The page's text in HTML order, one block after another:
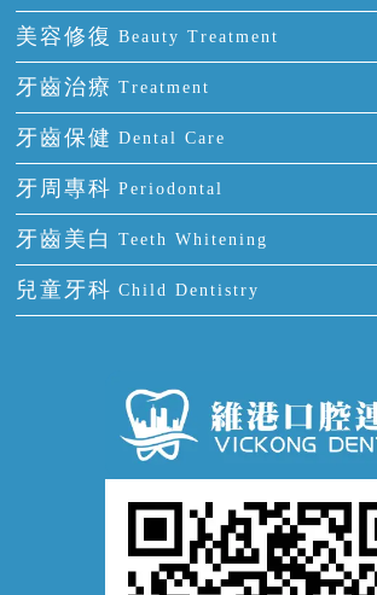
單顆牙缺失
門牙缺失
多顆牙缺失
半口缺失
全口缺失
隱形箍牙
前牙反頜
牙齒擁擠
牙齒前突
牙齒稀疏
美容修復 Beauty Treatment
全瓷牙
烤瓷牙
氟斑牙
四環素牙
活動假牙
牙貼面
牙齒治療 Treatment
補牙
智齒
根管治療
拔牙
牙痛
牙齒保健 Dental Care
正確刷牙
全國愛牙日
預防牙病
牙科通識
牙周專科 Periodontal
牙周炎
牙齦出血
牙齦炎
牙齦萎縮
牙齒美白 Teeth Whitening
冷光美白
兒童牙科 Child Dentistry